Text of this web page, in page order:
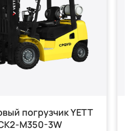
погрузчик YETT
M350-3W